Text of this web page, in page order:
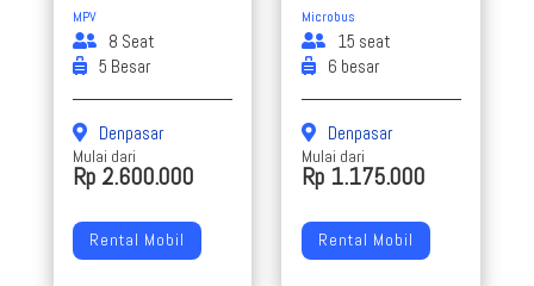
MPV
8 Seat
5 Besar
Denpasar
Mulai dari
Rp 2.600.000
Rental Mobil
Microbus
15 seat
6 besar
Denpasar
Mulai dari
Rp 1.175.000
Rental Mobil